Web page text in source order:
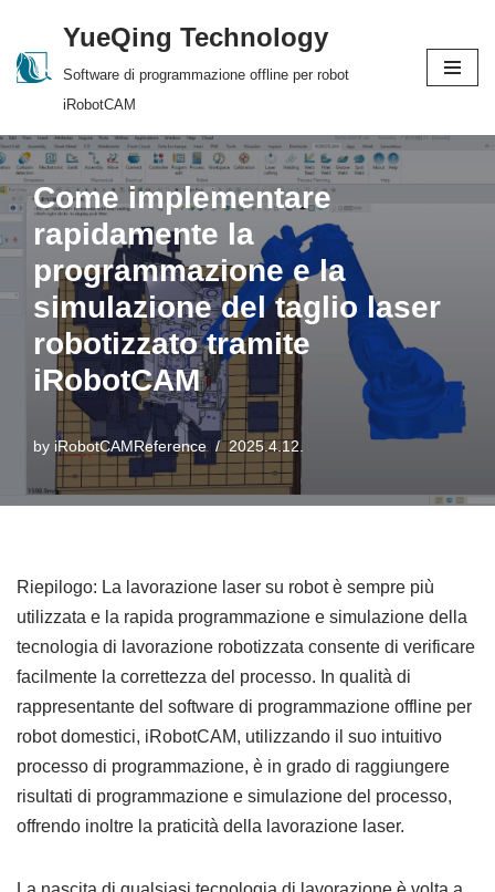
Skip
YueQing Technology
Software di programmazione offline per robot
iRobotCAM
Come implementare
rapidamente la
programmazione e la
simulazione del taglio laser
robotizzato tramite
iRobotCAM
by iRobotCAMReference 2025.4.12.
Riepilogo: La lavorazione laser su robot è sempre più
utilizzata e la rapida programmazione e simulazione della
tecnologia di lavorazione robotizzata consente di verificare
facilmente la correttezza del processo. In qualità di
rappresentante del software di programmazione offline per
robot domestici, iRobotCAM, utilizzando il suo intuitivo
processo di programmazione, è in grado di raggiungere
risultati di programmazione e simulazione del processo,
offrendo inoltre la praticità della lavorazione laser.